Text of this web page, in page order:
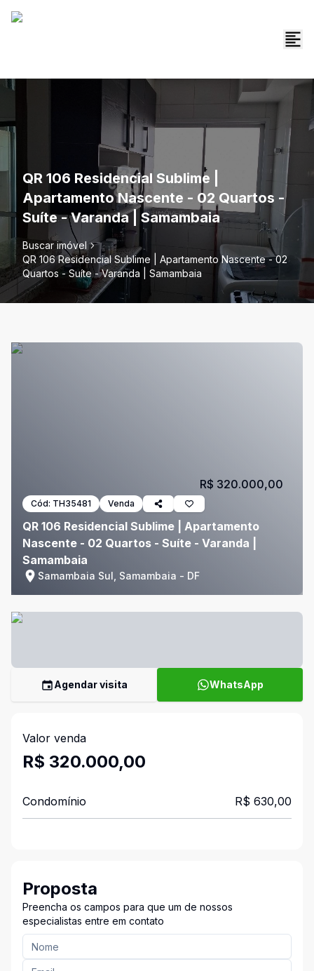
QR 106 Residencial Sublime |
Apartamento Nascente - 02 Quartos -
Suíte - Varanda | Samambaia
Buscar imóvel
QR 106 Residencial Sublime | Apartamento Nascente - 02
Quartos - Suíte - Varanda | Samambaia
Cód: TH35481 Venda
QR 106 Residencial Sublime | Apartamento
Nascente - 02 Quartos - Suíte - Varanda |
Samambaia
Samambaia Sul, Samambaia - DF
R$ 320.000,00
Agendar visita WhatsApp
Valor venda
R$ 320.000,00
Condomínio R$ 630,00
Proposta
Preencha os campos para que um de nossos
especialistas entre em contato